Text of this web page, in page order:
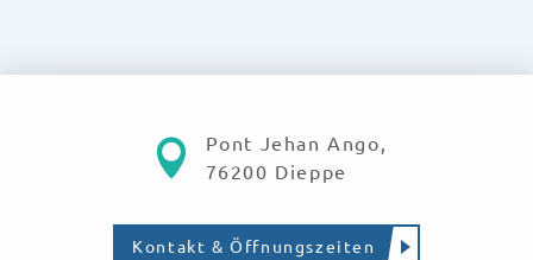
Pont Jehan Ango,
76200 Dieppe
Kontakt & Öffnungszeiten